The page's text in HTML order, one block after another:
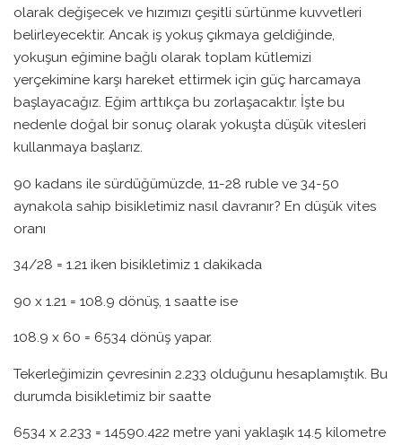
olarak değişecek ve hızımızı çeşitli sürtünme kuvvetleri
belirleyecektir. Ancak iş yokuş çıkmaya geldiğinde,
yokuşun eğimine bağlı olarak toplam kütlemizi
yerçekimine karşı hareket ettirmek için güç harcamaya
başlayacağız. Eğim arttıkça bu zorlaşacaktır. İşte bu
nedenle doğal bir sonuç olarak yokuşta düşük vitesleri
kullanmaya başlarız.
90 kadans ile sürdüğümüzde, 11-28 ruble ve 34-50
aynakola sahip bisikletimiz nasıl davranır? En düşük vites
oranı
34/28 = 1.21 iken bisikletimiz 1 dakikada
90 x 1.21 = 108.9 dönüş, 1 saatte ise
108.9 x 60 = 6534 dönüş yapar.
Tekerleğimizin çevresinin 2.233 olduğunu hesaplamıştık. Bu
durumda bisikletimiz bir saatte
6534 x 2.233 = 14590.422 metre yani yaklaşık 14.5 kilometre